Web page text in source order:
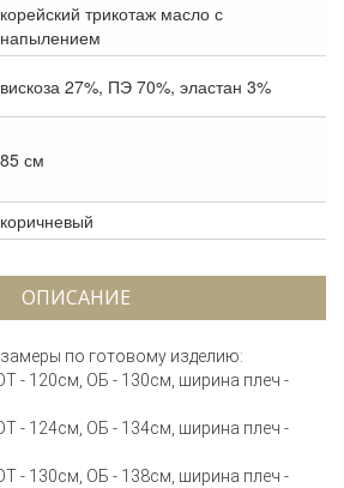
корейский трикотаж масло с
напылением
вискоза 27%, ПЭ 70%, эластан 3%
85 см
коричневый
ОПИСАНИЕ
по готовому изделию:
- 120см, ОБ - 130см, ширина плеч -
- 124см, ОБ - 134см, ширина плеч -
- 130см, ОБ - 138см, ширина плеч -